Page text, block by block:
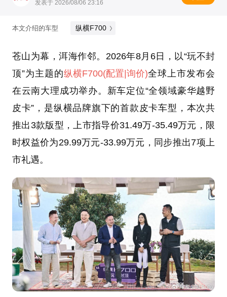
发表于 2026/08/06 23:16
本文介绍的车型 纵横F700
苍山为幕，洱海作邻。2026年8月6日，以“玩不封
顶”为主题的纵横F700(配置 |询价)全球上市发布会
在云南大理成功举办。新车定位“全领域豪华越野
皮卡”，是纵横品牌旗下的首款皮卡车型，本次共
推出3款版型，上市指导价31.49万-35.49万元，限
时权益价为29.99万元-33.99万元，同步推出7项上
市礼遇。